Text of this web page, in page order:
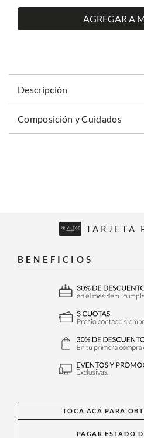
AGREGAR A
Descripción
Composición y Cuidados
TARJETA
BENEFICIOS
TOCA ACÁ PARA
PAGAR ESTADO